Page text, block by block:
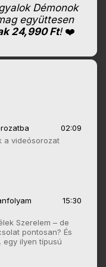
Démonok
együttesen
24,990 Ft! ❤️
02:09
a videósorozat
15:30
Szerelem – de
pontosan? És
egy ilyen típusú